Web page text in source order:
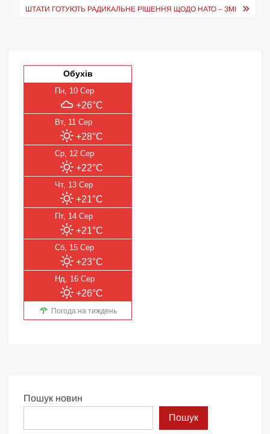
ШТАТИ ГОТУЮТЬ РАДИКАЛЬНЕ РІШЕННЯ ЩОДО НАТО – ЗМІ
Обухів
Пн, 10 Сер
+26°C
Вт, 11 Сер
+28°C
Ср, 12 Сер
+22°C
Чт, 13 Сер
+21°C
Пт, 14 Сер
+21°C
Сб, 15 Сер
+23°C
Нд, 16 Сер
+26°C
Погода на тиждень
Пошук новин
Пошук